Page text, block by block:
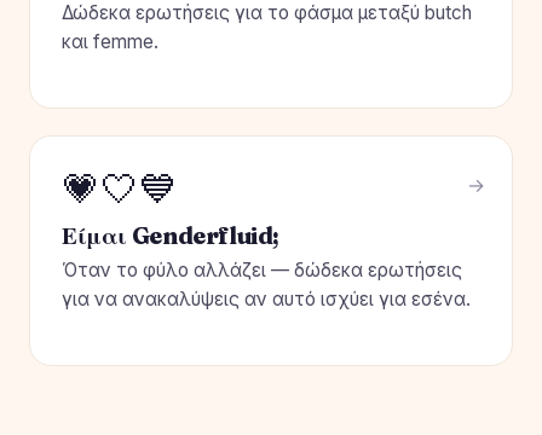
Δώδεκα ερωτήσεις για το φάσμα μεταξύ butch
και femme.
💗🤍💙
Είμαι Genderfluid;
Όταν το φύλο αλλάζει — δώδεκα ερωτήσεις
για να ανακαλύψεις αν αυτό ισχύει για εσένα.